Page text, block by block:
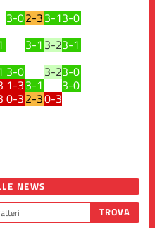
3-02-33-13-0
3-1 3-23-1
3-0 3-23-0
1-33-1 3-0
0-32-30-3
NEWS